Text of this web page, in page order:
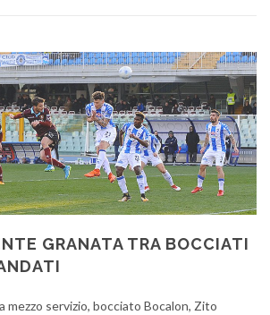
GRANATA TRA BOCCIATI
mezzo servizio, bocciato Bocalon, Zito